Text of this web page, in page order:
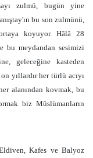
zulmü, bugün yine
bu son zulmünü,
koyuyor. Hâlâ 28
bu meydandan sesimizi
geleceğine kasteden
yıllardır her türlü acıyı
alanından kovmak, bu
biz Müslümanların
Kafes ve Balyoz